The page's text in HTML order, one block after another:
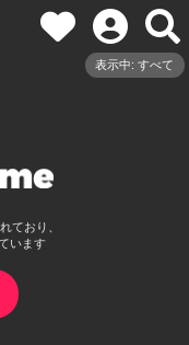
表示中: すべて
ており、
います